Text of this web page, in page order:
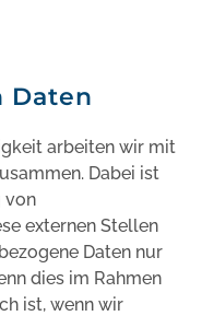
Daten
arbeiten wir mit
Dabei ist
von
externen Stellen
Daten nur
dies im Rahmen
ist, wenn wir